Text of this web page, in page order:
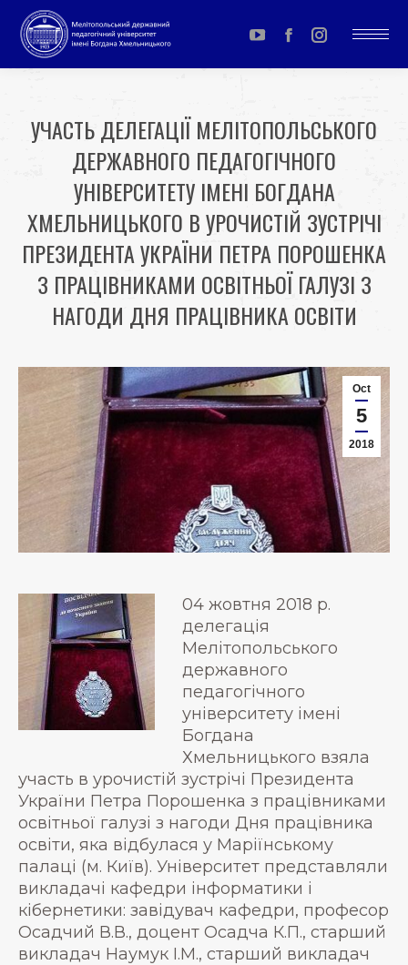
YouTube
page
in
new
window
Facebook
page
in
new
window
Instagram
page
in
new
window
УЧАСТЬ ДЕЛЕГАЦІЇ МЕЛІТОПОЛЬСЬКОГО
ДЕРЖАВНОГО ПЕДАГОГІЧНОГО
УНІВЕРСИТЕТУ ІМЕНІ БОГДАНА
ХМЕЛЬНИЦЬКОГО В УРОЧИСТІЙ ЗУСТРІЧІ
ПРЕЗИДЕНТА УКРАЇНИ ПЕТРА ПОРОШЕНКА
З ПРАЦІВНИКАМИ ОСВІТНЬОЇ ГАЛУЗІ З
НАГОДИ ДНЯ ПРАЦІВНИКА ОСВІТИ
Oct
5
2018
04 жовтня 2018 р.
делегація
Мелітопольського
державного
педагогічного
університету імені
Богдана
Хмельницького взяла
участь в урочистій зустрічі Президента
України Петра Порошенка з працівниками
освітньої галузі з нагоди Дня працівника
освіти, яка відбулася у Маріїнському
палаці (м. Київ). Університет представляли
викладачі кафедри інформатики і
кібернетики: завідувач кафедри, професор
Осадчий В.В., доцент Осадча К.П., старший
викладач Наумук І.М., старший викладач